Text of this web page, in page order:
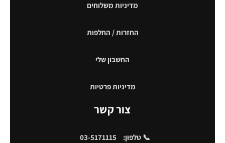
מדיניות משלוחים
החזרות / החלפות
החשבון שלי
מדיניות פרטיות
צור קשר
📞 טלפון: 03-5171115